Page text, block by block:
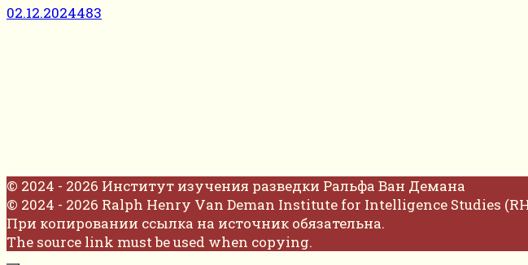
02.12.2024483
© 2024 - 2026 Институт изучения разведки Ральфа Ван Демана
© 2024 - 2026 Ralph Henry Van Deman Institute for Intelligence Studies
При копировании ссылка на источник обязательна.
The source link must be used when copying.